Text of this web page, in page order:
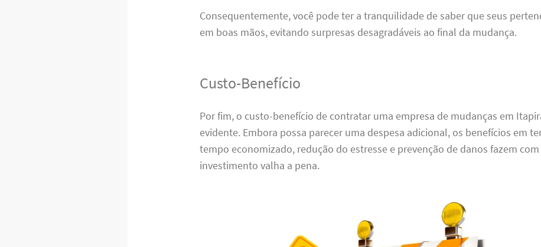
Consequentemente, você pode ter a tranquilidade de saber que seus
em boas mãos, evitando surpresas desagradáveis ao final da mudança.
Custo-Benefício
Por fim, o custo-benefício de contratar uma empresa de mudanças em
evidente. Embora possa parecer uma despesa adicional, os benefícios em
tempo economizado, redução do estresse e prevenção de danos fazem
investimento valha a pena.